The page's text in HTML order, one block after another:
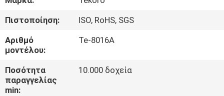
ΕΡΓΟΣΤΑΣΊΟΥ
ΈΛΕΓΧΟΣ
ΠΟΙΌΤΗΤΑΣ
Πιστοποίηση:
ISO, RoHS, SGS
Αριθμό
μοντέλου:
Te-8016A
Ποσότητα
παραγγελίας
min:
10.000 δοχεία